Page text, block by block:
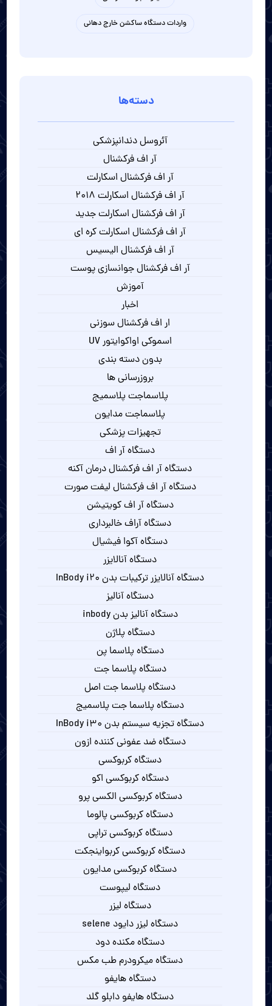
واردات دستگاه ساکشن خارج دهانی
دسته‌ها
آئروسل دندانپزشکی
آر اف فرکشنال
آر اف فرکشنال اسکارلت
آر اف فرکشنال اسکارلت 2018
آر اف فرکشنال اسکارلت جدید
آر اف فرکشنال اسکارلت کره ای
آر اف فرکشنال الیسیس
آر اف فرکشنال جوانسازی پوست
آموزش
اخبار
ار اف فرکشنال سوزنی
اسموکی اواکوایتور UV
بدون دسته بندی
بروزرسانی ها
پلاسماجت پلاسمیج
پلاسماجت مدایون
تجهیزات پزشکی
دستگاه آر اف
دستگاه آر اف فرکشنال درمان آکنه
دستگاه آر اف فرکشنال لیفت صورت
دستگاه آر اف کویتیشن
دستگاه آراف خالبرداری
دستگاه آکوا فیشیال
دستگاه آنالایزر
دستگاه آنالایزر ترکیبات بدن InBody i20
دستگاه آنالیز
دستگاه آنالیز بدن inbody
دستگاه پلاژن
دستگاه پلاسما پن
دستگاه پلاسما جت
دستگاه پلاسما جت اصل
دستگاه پلاسما جت پلاسمیج
دستگاه تجزیه سیستم بدن InBody i30
دستگاه ضد عفونی کننده ازون
دستگاه کربوکسی
دستگاه کربوکسی اکو
دستگاه کربوکسی الکسی پرو
دستگاه کربوکسی پالوما
دستگاه کربوکسی تراپی
دستگاه کربوکسی کربواینجکت
دستگاه کربوکسی مدایون
دستگاه لیپوست
دستگاه لیزر
دستگاه لیزر دایود selene
دستگاه مکنده دود
دستگاه میکرودرم طب مکس
دستگاه هایفو
دستگاه هایفو دابلو گلد